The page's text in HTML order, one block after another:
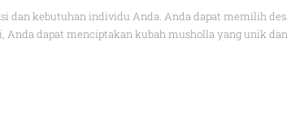
dan kebutuhan individu Anda. Anda dapat memilih
Anda dapat menciptakan kubah musholla yang unik